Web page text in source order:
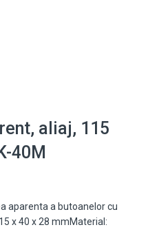
aliaj, 115
40M
aparenta a butoanelor cu
x 40 x 28 mmMaterial: